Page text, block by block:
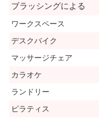
ブラッシングによる
ワークスペース
デスクバイク
マッサージチェア
カラオケ
ランドリー
ピラティス